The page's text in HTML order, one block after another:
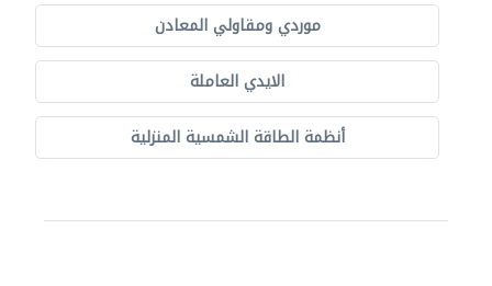
موردي ومقاولي المعادن
الايدي العاملة
أنظمة الطاقة الشمسية المنزلية